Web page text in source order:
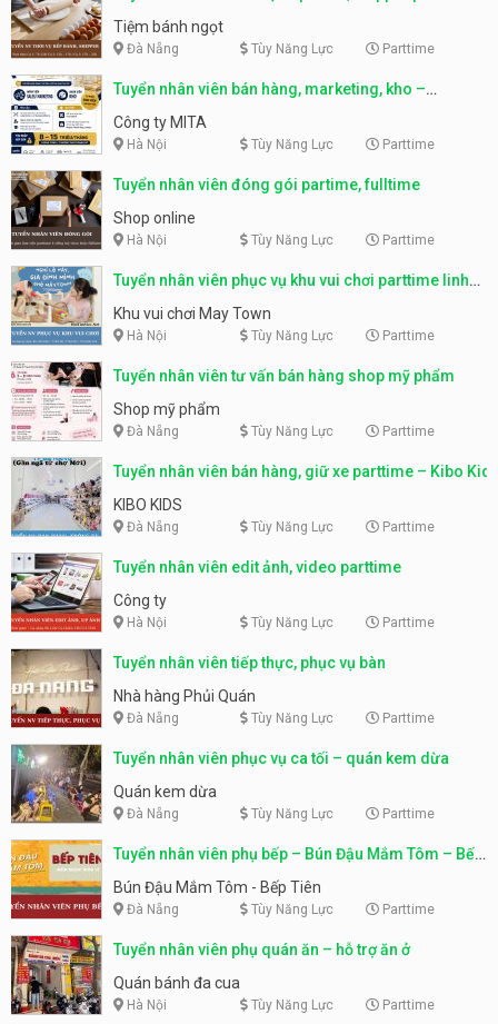
Tiệm bánh ngọt
Đà Nẵng Tùy Năng Lực Parttime
Tuyển nhân viên bán hàng, marketing, kho –
parttime, fulltime
Công ty MITA
Hà Nội Tùy Năng Lực Parttime
Tuyển nhân viên đóng gói partime, fulltime
Shop online
Hà Nội Tùy Năng Lực Parttime
Tuyển nhân viên phục vụ khu vui chơi parttime linh
động
Khu vui chơi May Town
Hà Nội Tùy Năng Lực Parttime
Tuyển nhân viên tư vấn bán hàng shop mỹ phẩm
Shop mỹ phẩm
Đà Nẵng Tùy Năng Lực Parttime
Tuyển nhân viên bán hàng, giữ xe parttime – Kibo Kid
KIBO KIDS
Đà Nẵng Tùy Năng Lực Parttime
Tuyển nhân viên edit ảnh, video parttime
Công ty
Hà Nội Tùy Năng Lực Parttime
Tuyển nhân viên tiếp thực, phục vụ bàn
Nhà hàng Phủi Quán
Đà Nẵng Tùy Năng Lực Parttime
Tuyển nhân viên phục vụ ca tối – quán kem dừa
Quán kem dừa
Đà Nẵng Tùy Năng Lực Parttime
Tuyển nhân viên phụ bếp – Bún Đậu Mắm Tôm – Bếp
Tiên
Bún Đậu Mắm Tôm - Bếp Tiên
Đà Nẵng Tùy Năng Lực Parttime
Tuyển nhân viên phụ quán ăn – hỗ trợ ăn ở
Quán bánh đa cua
Hà Nội Tùy Năng Lực Parttime